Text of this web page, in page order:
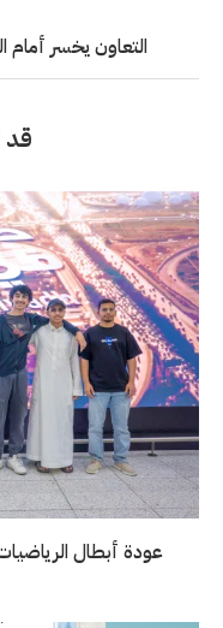
التعاون يخسر أمام
عودة أبطال الرياضيات بعد